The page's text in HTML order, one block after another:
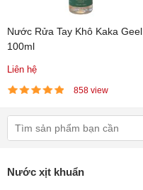
Nước Rửa Tay Khô Kaka Geel
100ml
Liên hệ
858 view
Nước xịt khuẩn